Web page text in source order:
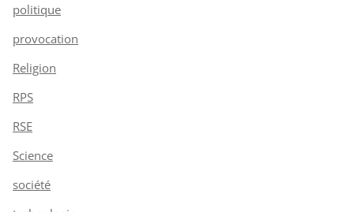
politique
provocation
Religion
RPS
RSE
Science
société